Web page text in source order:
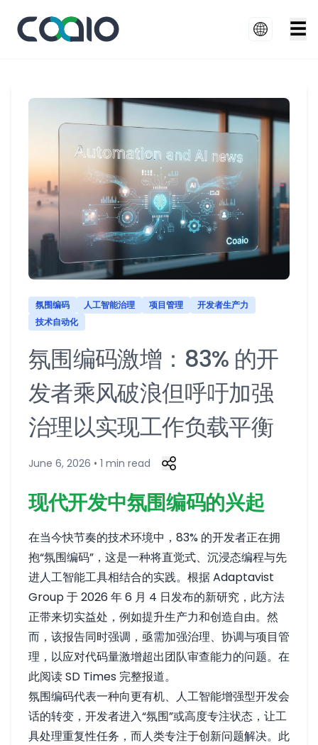
☰
氛围编码 人工智能治理 项目管理
开发者生产力
技术自动化
氛围编码激增：83% 的开
发者乘风破浪但呼吁加强
治理以实现工作负载平衡
June 6, 2026 • 1 min read
现代开发中氛围编码的兴起
在当今快节奏的技术环境中，83% 的开发者正在拥
抱“氛围编码”，这是一种将直觉式、沉浸态编程与先
进人工智能工具相结合的实践。根据 Adaptavist
Group 于 2026 年 6 月 4 日发布的新研究，此方法
正带来切实益处，例如提升生产力和创造自由。然
而，该报告同时强调，亟需加强治理、协调与项目管
理，以应对代码量激增超出团队审查能力的问题。 在
此阅读 SD Times 完整报道。
氛围编码代表一种向更有机、人工智能增强型开发会
话的转变，开发者进入“氛围”或高度专注状态，让工
具处理重复性任务，而人类专注于创新问题解决。此